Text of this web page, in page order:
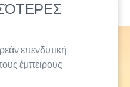
επενδυτική
έμπειρους